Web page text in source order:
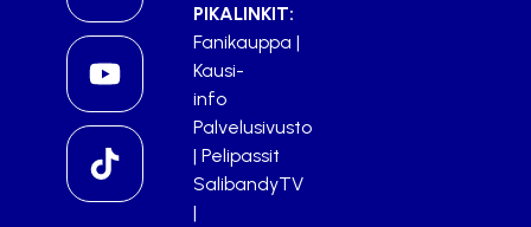
PIKALINKIT:
Fanikauppa |
Kausi-
info
Palvelusivusto
| Pelipassit
SalibandyTV
|